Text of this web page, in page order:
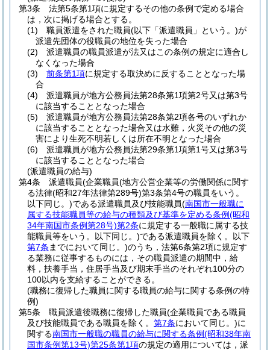
第3条
法第5条第1項に規定するその他の条例で定める場合
は，次に掲げる場合とする。
(1)
職員派遣をされた職員(以下「派遣職員」という。)が
派遣先団体の役職員の地位を失った場合
(2)
派遣職員の職員派遣が法又はこの条例の規定に適合し
なくなった場合
(3)
前条第1項に規定する取決めに反することとなった場
合
(4)
派遣職員が地方公務員法第28条第1項第2号又は第3号
に該当することとなった場合
(5)
派遣職員が地方公務員法第28条第2項各号のいずれか
に該当することとなった場合又は水難，火災その他の災
害により生死不明若しくは所在不明となった場合
(6)
派遣職員が地方公務員法第29条第1項第1号又は第3号
に該当することとなった場合
(派遣職員の給与)
第4条
派遣職員(企業職員(地方公営企業等の労働関係に関す
る法律(昭和27年法律第289号)第3条第4号の職員をいう。
以下同じ。)である派遣職員及び技能職員(南国市一般職に
属する技能職員等の給与の種類及び基準を定める条例(昭和
34年南国市条例第28号)第2条に規定する一般職に属する技
能職員等をいう。以下同じ。)である派遣職員を除く。以下
第7条 までにおいて同じ。)のうち，法第6条第2項に規定す
る業務に従事するものには，その職員派遣の期間中，給
料，扶養手当，住居手当及び期末手当のそれぞれ100分の
100以内を支給することができる。
(職務に復帰した職員に関する職員の給与に関する条例の特
例)
第5条
職員派遣後職務に復帰した職員(企業職員である職員
及び技能職員である職員を除く。 第7条において同じ。)に
関する南国市一般職の職員の給与に関する条例(昭和38年南
国市条例第13号)第25条第1項の規定の適用については，派